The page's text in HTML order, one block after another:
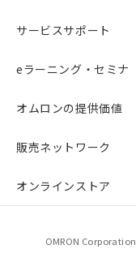
サービスサポート
eラーニング・セミナ
オムロンの提供価値
販売ネットワーク
オンラインストア
OMRON Corporation